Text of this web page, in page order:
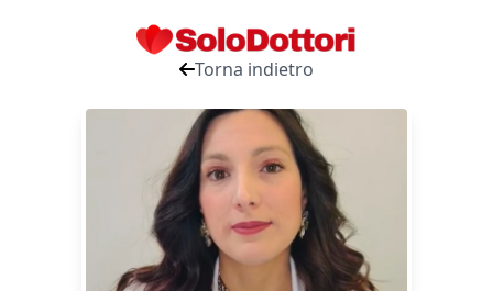
Torna indietro